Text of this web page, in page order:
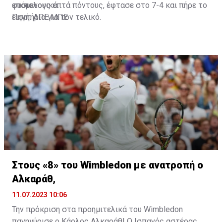
φυσιολογικά.
επόμενους επτά πόντους, έφτασε στο 7-4 και πήρε το
εισιτήριο για τον τελικό.
Πηγή: ΑΠΕ ΜΠΕ
Στους «8» του Wimbledon με ανατροπή o
Αλκαράθ,
11.07.2023 10:06
Την πρόκριση στα προημιτελικά του Wimbledon